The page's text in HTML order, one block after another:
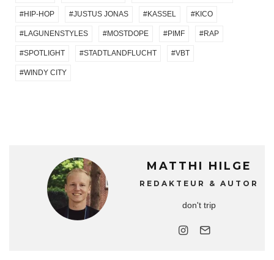
HIP-HOP JUSTUS JONAS KASSEL KICO
LAGUNENSTYLES MOSTDOPE PIMF RAP
SPOTLIGHT STADTLANDFLUCHT VBT
WINDY CITY
MATTHI HILGE
REDAKTEUR & AUTOR
don't trip